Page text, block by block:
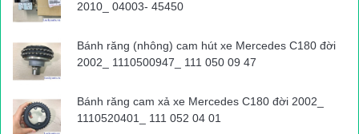
2010_ 04003- 45450
Bánh răng (nhông) cam hút xe Mercedes C180 đời
2002_ 1110500947_ 111 050 09 47
Bánh răng cam xả xe Mercedes C180 đời 2002_
1110520401_ 111 052 04 01